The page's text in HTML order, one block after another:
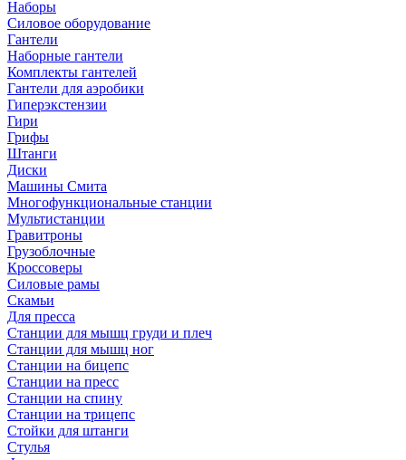
Наборы
Силовое оборудование
Гантели
Наборные гантели
Комплекты гантелей
Гантели для аэробики
Гиперэкстензии
Гири
Грифы
Штанги
Диски
Машины Смита
Многофункциональные станции
Мультистанции
Гравитроны
Грузоблочные
Кроссоверы
Силовые рамы
Скамьи
Для пресса
Станции для мышц груди и плеч
Станции для мышц ног
Станции на бицепс
Станции на пресс
Станции на спину
Станции на трицепс
Стойки для штанги
Стулья